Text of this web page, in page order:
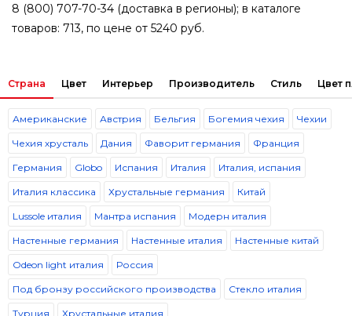
8 (800) 707-70-34 (доставка в регионы); в каталоге
товаров: 713, по цене от 5240 руб.
Страна Цвет Интерьер Производитель Стиль Цвет
Американские Австрия Бельгия Богемия чехия Чехии
Чехия хрусталь Дания Фаворит германия Франция
Германия Globo Испания Италия Италия, испания
Италия классика Хрустальные германия Китай
Lussole италия Мантра испания Модерн италия
Настенные германия Настенные италия Настенные китай
Odeon light италия Россия
Под бронзу российского производства Стекло италия
Турция Хрустальные италия